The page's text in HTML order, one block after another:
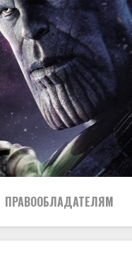
ПРАВООБЛАДАТЕЛЯМ